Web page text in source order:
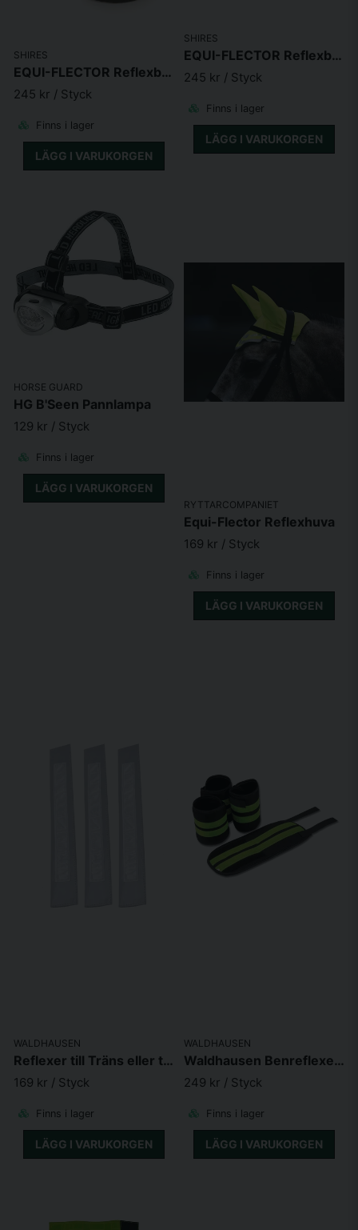
SHIRES
EQUI-FLECTOR Reflexboots Orange
245 kr / Styck
Finns i lager
LÄGG I VARUKORGEN
SHIRES
EQUI-FLECTOR Reflexboots Rosa
245 kr / Styck
Finns i lager
LÄGG I VARUKORGEN
HORSE GUARD
HG B'Seen Pannlampa
129 kr / Styck
Finns i lager
LÄGG I VARUKORGEN
RYTTARCOMPANIET
Equi-Flector Reflexhuva
169 kr / Styck
Finns i lager
LÄGG I VARUKORGEN
WALDHAUSEN
Reflexer till Träns eller tyglar Silver 3-pack
169 kr / Styck
Finns i lager
LÄGG I VARUKORGEN
WALDHAUSEN
Waldhausen Benreflexer 4-pack Silver One size
249 kr / Styck
Finns i lager
LÄGG I VARUKORGEN